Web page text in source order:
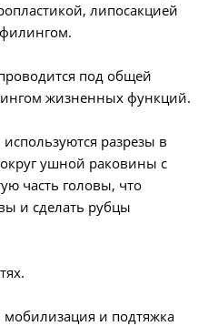
липосакцией
под общей
жизненных функций.
разрезы в
ушной раковины с
часть головы, что
и сделать рубцы
мобилизация и подтяжка